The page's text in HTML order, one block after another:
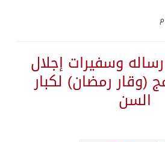
وسفيرات إجلال
(وقار رمضان) لكبار
السن